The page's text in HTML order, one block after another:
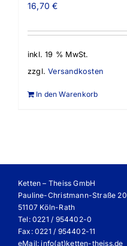
16,70€
inkl. 19 % MwSt.
zzgl.Versandkosten
In den Warenkorb
Ketten – Theiss GmbH
Pauline-Christmann-Straße 20
51107 Köln-Rath
Tel: 0221 / 954402-0
Fax: 0221 / 954402-11
eMail:info(at)ketten-theiss.de